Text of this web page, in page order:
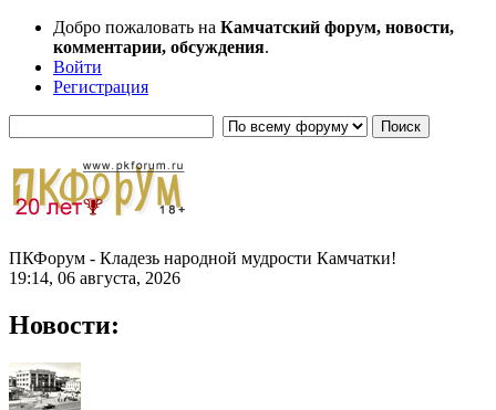
Добро пожаловать на Камчатский форум, новости,
комментарии, обсуждения.
Войти
Регистрация
ПКФорум - Кладезь народной мудрости Камчатки!
19:14, 06 августа, 2026
Новости: